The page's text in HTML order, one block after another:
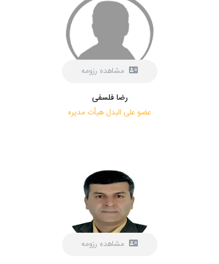
مشاهده رزومه
رضا فلسفی
عضو علی البدل هیأت مدیره
مشاهده رزومه